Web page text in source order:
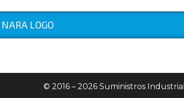
NARA LOGO
© 2016 – 2026 Suministros